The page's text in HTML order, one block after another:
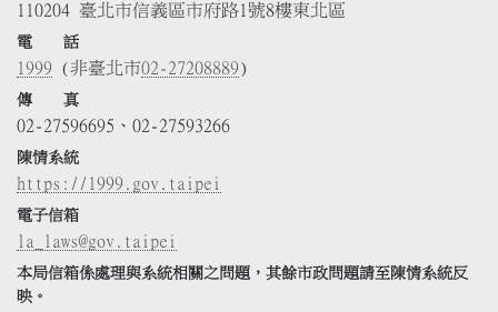
110204 臺北市信義區市府路1號8樓東北區
電 話
1999 (非臺北市02-27208889)
傳 真
02-27596695、02-27593266
陳情系統
https://1999.gov.taipei
電子信箱
la_laws@gov.taipei
本局信箱係處理與系統相關之問題，其餘市政問題請至陳情系統反
映。